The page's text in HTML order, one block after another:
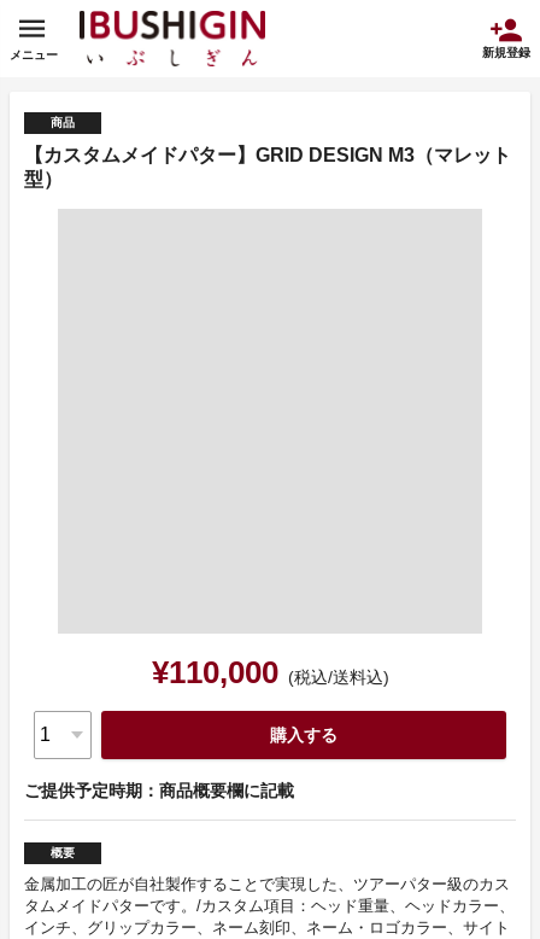
メニュー 新規登録
商品
【カスタムメイドパター】GRID DESIGN M3（マレット
型）
¥110,000 (税込/送料込)
購入する
ご提供予定時期：商品概要欄に記載
概要
金属加工の匠が自社製作することで実現した、ツアーパター級のカス
タムメイドパターです。/カスタム項目：ヘッド重量、ヘッドカラー、
インチ、グリップカラー、ネーム刻印、ネーム・ロゴカラー、サイト